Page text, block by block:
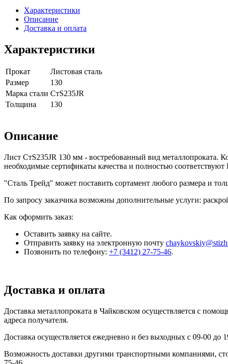
Характеристики
Описание
Доставка и оплата
Характеристики
Прокат
Листовая сталь
Размер
130
Марка стали СтS235JR
Толщина
130
Описание
Лист СтS235JR 130 мм - востребованный вид металлопроката.
необходимые сертификаты качества и полностью
"Сталь Трейд" может поставить сортамент любого размера и
По запросу заказчика возможны дополнительные услуги:
Как оформить заказ:
Оставить заявку на сайте.
Отправить заявку на электронную почту
Позвонить по телефону: +7 (3412) 27-75-46.
Доставка и оплата
Доставка металлопроката в Чайковском осуществляется с
адреса получателя.
Доставка осуществляется ежедневно и без выходных с 09-00 до
Возможность доставки другими транспортными компаниями,